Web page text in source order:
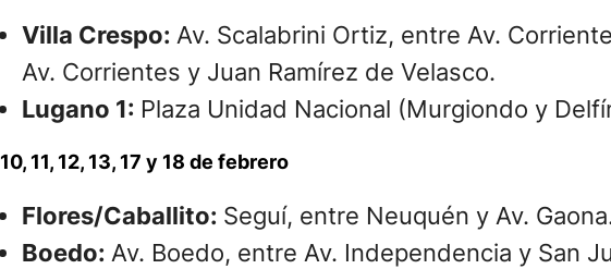
Villa Crespo: Av. Scalabrini Ortiz, entre Av.
Av. Corrientes y Juan Ramírez de Velasco.
Lugano 1: Plaza Unidad Nacional (Murgiondo y
10, 11, 12, 13, 17 y 18 de febrero
Flores/Caballito: Seguí, entre Neuquén y Av.
Boedo: Av. Boedo, entre Av. Independencia y San